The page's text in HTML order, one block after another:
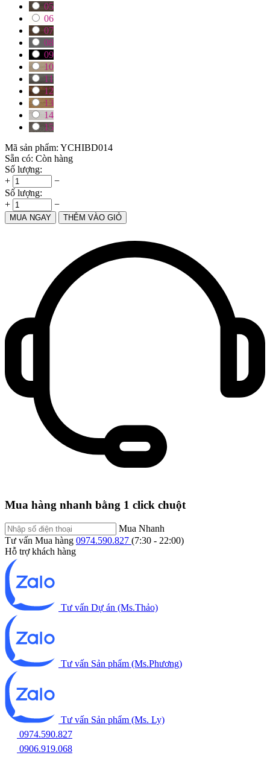
05
06
07
08
09
10
11
12
13
14
15
Mã sản phẩm: YCHIBD014
Sẵn có: Còn hàng
Số lượng:
+
−
Số lượng:
+
−
MUA NGAY THÊM VÀO GIỎ
Mua hàng nhanh bằng 1 click chuột
Mua Nhanh
Tư vấn Mua hàng 0974.590.827 (7:30 - 22:00)
Hỗ trợ khách hàng
Tư vấn Dự án (Ms.Thảo)
Tư vấn Sản phẩm (Ms.Phương)
Tư vấn Sản phẩm (Ms. Ly)
0974.590.827
0906.919.068